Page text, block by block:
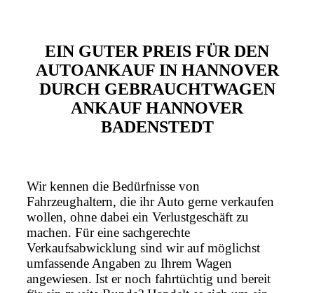
EIN GUTER PREIS FÜR DEN
AUTOANKAUF IN HANNOVER
DURCH GEBRAUCHTWAGEN
ANKAUF HANNOVER
BADENSTEDT
Wir kennen die Bedürfnisse von
Fahrzeughaltern, die ihr Auto gerne verkaufen
wollen, ohne dabei ein Verlustgeschäft zu
machen. Für eine sachgerechte
Verkaufsabwicklung sind wir auf möglichst
umfassende Angaben zu Ihrem Wagen
angewiesen. Ist er noch fahrtüchtig und bereit